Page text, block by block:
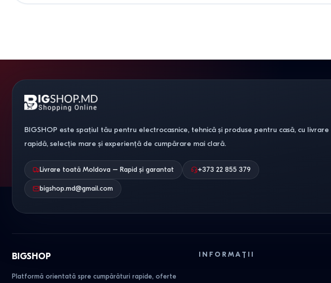
BIGSHOP este spațiul tău pentru electrocasnice, tehnică și produse pentru casă, cu livrare
rapidă, selecție mare și experiență de cumpărare mai clară.
Livrare toată Moldova – Rapid și garantat +373 22 855 379
bigshop.md@gmail.com
BIGSHOP
Platformă orientată spre cumpărături rapide, oferte
INFORMAȚII